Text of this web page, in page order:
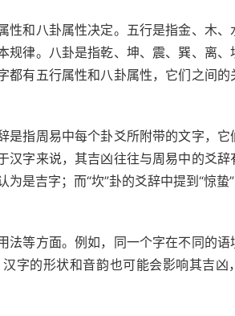
和八卦属性决定。五行是指金、木、
律。八卦是指乾、坤、震、巽、离、
有五行属性和八卦属性，它们之间的
指周易中每个卦爻所附带的文字，它
字来说，其吉凶往往与周易中的爻辞
是吉字；而“坎”卦的爻辞中提到“惊蛰
等方面。例如，同一个字在不同的语
字的形状和音韵也可能会影响其吉凶